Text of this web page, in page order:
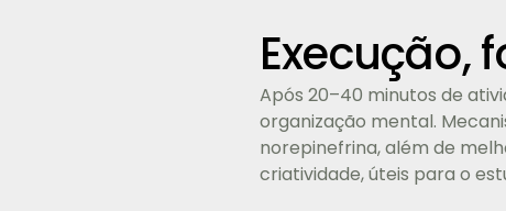
Execução,
Após 20–40 minutos de
organização mental.
norepinefrina, além de
criatividade, úteis para o